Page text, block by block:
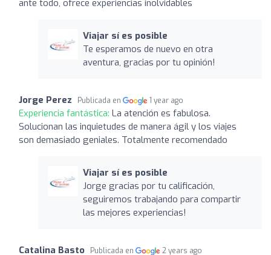
ante todo, ofrece experiencias inolvidables
Viajar sí es posible
Te esperamos de nuevo en otra
aventura, gracias por tu opinión!
Jorge Perez Publicada en 1 year ago
Experiencia fantástica: La atención es fabulosa.
Solucionan las inquietudes de manera ágil y los viajes
son demasiado geniales. Totalmente recomendado
Viajar sí es posible
Jorge gracias por tu calificación,
seguiremos trabajando para compartir
las mejores experiencias!
Catalina Basto Publicada en 2 years ago